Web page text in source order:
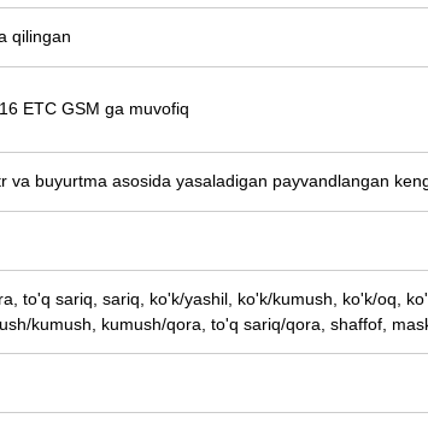
qilingan
ETC GSM ga muvofiq
va buyurtma asosida yasaladigan payvandlangan
to'q sariq, sariq, ko'k/yashil, ko'k/kumush, ko'k/oq,
kumush, kumush/qora, to'q sariq/qora, shaffof,